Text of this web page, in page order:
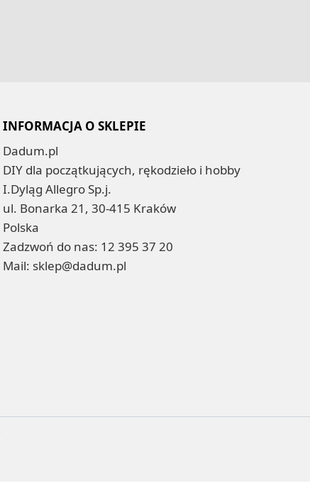
INFORMACJA O SKLEPIE
Dadum.pl
DIY dla początkujących, rękodzieło i hobby
I.Dyląg Allegro Sp.j.
ul. Bonarka 21, 30-415 Kraków
Polska
Zadzwoń do nas: 12 395 37 20
Mail: sklep@dadum.pl